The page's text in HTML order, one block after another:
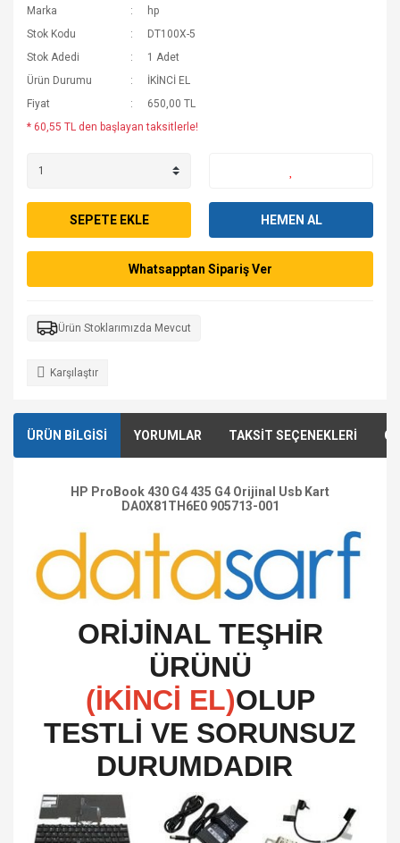
Marka
hp
Stok Kodu
DT100X-5
Stok Adedi
1 Adet
Ürün Durumu
İKİNCİ EL
Fiyat
650,00 TL
* 60,55 TL den başlayan taksitlerle!
SEPETE EKLE HEMEN AL
Whatsapptan Sipariş Ver
Ürün Stoklarımızda Mevcut
Karşılaştır
ÜRÜN BİLGİSİ YORUMLAR TAKSİT SEÇENEKLERİ
HP ProBook 430 G4 435 G4 Orijinal Usb Kart
DA0X81TH6E0 905713-001
ORİJİNAL TEŞHİR
ÜRÜNÜ
(İKİNCİ EL)OLUP
TESTLİ VE SORUNSUZ
DURUMDADIR